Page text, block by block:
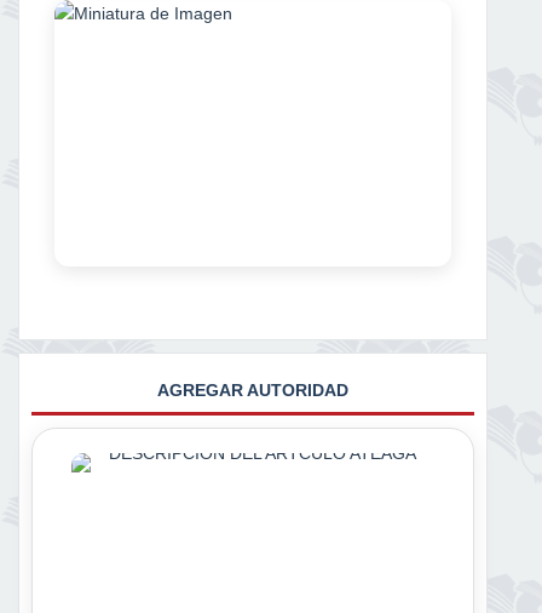
AGREGAR AUTORIDAD